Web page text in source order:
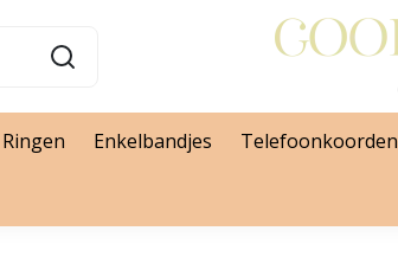
Ringen Enkelbandjes Telefoonkoorden